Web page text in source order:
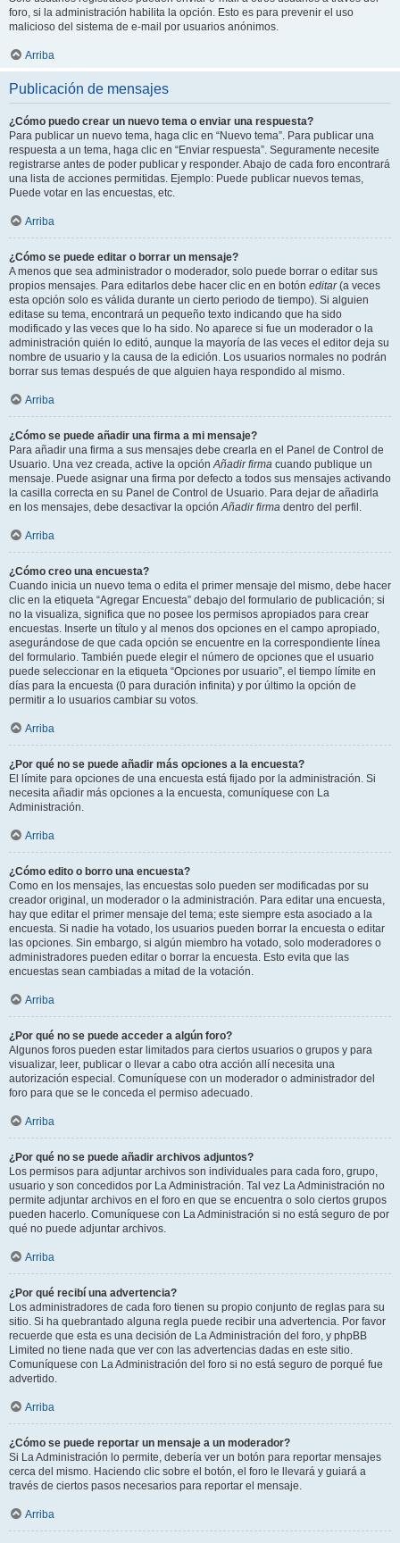
foro, si la administración habilita la opción. Esto es para prevenir el uso
malicioso del sistema de e-mail por usuarios anónimos.
Arriba
Publicación de mensajes
¿Cómo puedo crear un nuevo tema o enviar una respuesta?
Para publicar un nuevo tema, haga clic en “Nuevo tema”. Para publicar una
respuesta a un tema, haga clic en “Enviar respuesta”. Seguramente necesite
registrarse antes de poder publicar y responder. Abajo de cada foro encontrará
una lista de acciones permitidas. Ejemplo: Puede publicar nuevos temas,
Puede votar en las encuestas, etc.
Arriba
¿Cómo se puede editar o borrar un mensaje?
A menos que sea administrador o moderador, solo puede borrar o editar sus
propios mensajes. Para editarlos debe hacer clic en en botón editar(a veces
esta opción solo es válida durante un cierto periodo de tiempo). Si alguien
editase su tema, encontrará un pequeño texto indicando que ha sido
modificado y las veces que lo ha sido. No aparece si fue un moderador o la
administración quién lo editó, aunque la mayoría de las veces el editor deja su
nombre de usuario y la causa de la edición. Los usuarios normales no podrán
borrar sus temas después de que alguien haya respondido al mismo.
Arriba
¿Cómo se puede añadir una firma a mi mensaje?
Para añadir una firma a sus mensajes debe crearla en el Panel de Control de
Usuario. Una vez creada, active la opciónAñadir firma cuando publique un
mensaje. Puede asignar una firma por defecto a todos sus mensajes activando
la casilla correcta en su Panel de Control de Usuario. Para dejar de añadirla
en los mensajes, debe desactivar la opciónAñadir firma dentro del perfil.
Arriba
¿Cómo creo una encuesta?
Cuando inicia un nuevo tema o edita el primer mensaje del mismo, debe hacer
clic en la etiqueta “Agregar Encuesta” debajo del formulario de publicación; si
no la visualiza, significa que no posee los permisos apropiados para crear
encuestas. Inserte un título y al menos dos opciones en el campo apropiado,
asegurándose de que cada opción se encuentre en la correspondiente línea
del formulario. También puede elegir el número de opciones que el usuario
puede seleccionar en la etiqueta “Opciones por usuario”, el tiempo límite en
días para la encuesta (0 para duración infinita) y por último la opción de
permitir a lo usuarios cambiar su votos.
Arriba
¿Por qué no se puede añadir más opciones a la encuesta?
El límite para opciones de una encuesta está fijado por la administración. Si
necesita añadir más opciones a la encuesta, comuníquese con La
Administración.
Arriba
¿Cómo edito o borro una encuesta?
Como en los mensajes, las encuestas solo pueden ser modificadas por su
creador original, un moderador o la administración. Para editar una encuesta,
hay que editar el primer mensaje del tema; este siempre esta asociado a la
encuesta. Si nadie ha votado, los usuarios pueden borrar la encuesta o editar
las opciones. Sin embargo, si algún miembro ha votado, solo moderadores o
administradores pueden editar o borrar la encuesta. Esto evita que las
encuestas sean cambiadas a mitad de la votación.
Arriba
¿Por qué no se puede acceder a algún foro?
Algunos foros pueden estar limitados para ciertos usuarios o grupos y para
visualizar, leer, publicar o llevar a cabo otra acción allí necesita una
autorización especial. Comuníquese con un moderador o administrador del
foro para que se le conceda el permiso adecuado.
Arriba
¿Por qué no se puede añadir archivos adjuntos?
Los permisos para adjuntar archivos son individuales para cada foro, grupo,
usuario y son concedidos por La Administración. Tal vez La Administración no
permite adjuntar archivos en el foro en que se encuentra o solo ciertos grupos
pueden hacerlo. Comuníquese con La Administración si no está seguro de por
qué no puede adjuntar archivos.
Arriba
¿Por qué recibí una advertencia?
Los administradores de cada foro tienen su propio conjunto de reglas para su
sitio. Si ha quebrantado alguna regla puede recibir una advertencia. Por favor
recuerde que esta es una decisión de La Administración del foro, y phpBB
Limited no tiene nada que ver con las advertencias dadas en este sitio.
Comuníquese con La Administración del foro si no está seguro de porqué fue
advertido.
Arriba
¿Cómo se puede reportar un mensaje a un moderador?
Si La Administración lo permite, debería ver un botón para reportar mensajes
cerca del mismo. Haciendo clic sobre el botón, el foro le llevará y guiará a
través de ciertos pasos necesarios para reportar el mensaje.
Arriba